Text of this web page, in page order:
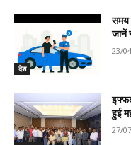
देश
समय
जानें
23/
हुई
27/